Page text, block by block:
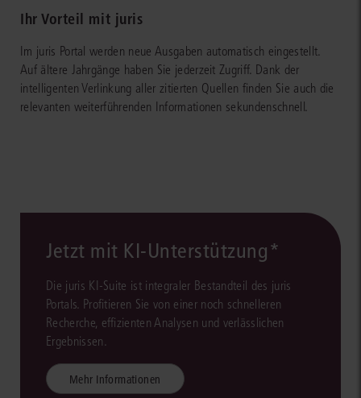
Ihr Vorteil mit juris
Im juris Portal werden neue Ausgaben automatisch eingestellt.
Auf ältere Jahrgänge haben Sie jederzeit Zugriff. Dank der
intelligenten Verlinkung aller zitierten Quellen finden Sie auch die
relevanten weiterführenden Informationen sekundenschnell.
Jetzt mit KI-Unterstützung*
Die juris KI-Suite ist integraler Bestandteil des juris
Portals. Profitieren Sie von einer noch schnelleren
Recherche, effizienten Analysen und verlässlichen
Ergebnissen.
Mehr Informationen